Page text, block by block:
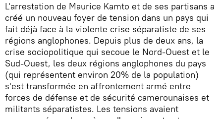
L'arrestation de Maurice Kamto et de ses partisans a
créé un nouveau foyer de tension dans un pays qui
fait déjà face à la violente crise séparatiste de ses
régions anglophones. Depuis plus de deux ans, la
crise sociopolitique qui secoue le Nord-Ouest et le
Sud-Ouest, les deux régions anglophones du pays
(qui représentent environ 20% de la population)
s'est transformée en affrontement armé entre
forces de défense et de sécurité camerounaises et
militants séparatistes. Les tensions avaient